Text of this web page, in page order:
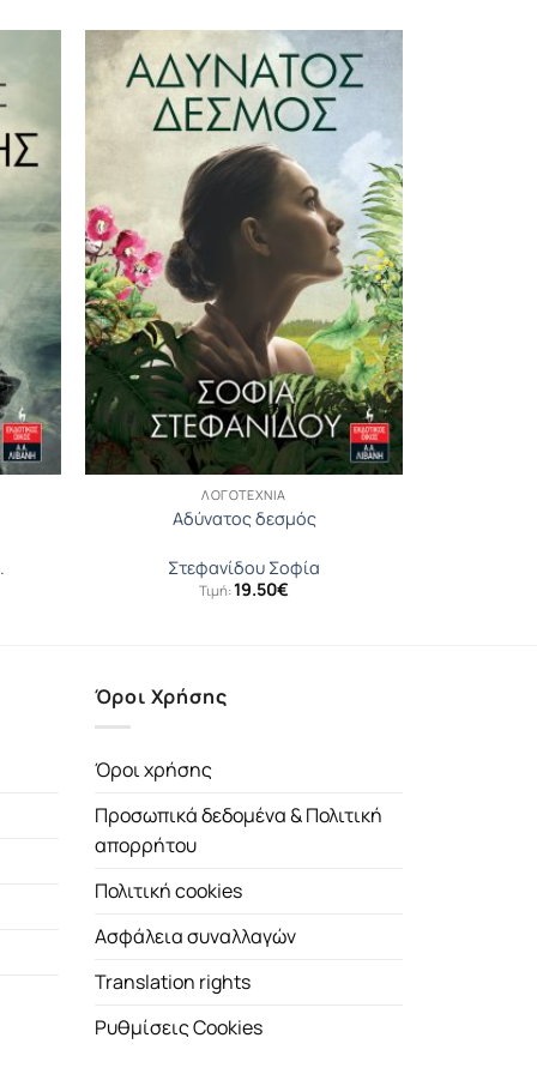
ΛΟΓΟΤΕΧΝΊΑ
Αδύνατος δεσμός
Στεφανίδου Σοφία
Τιμή:19.50€
Όροι Χρήσης
Όροι χρήσης
Προσωπικά δεδομένα & Πολιτική
απορρήτου
Πολιτική cookies
Ασφάλεια συναλλαγών
Translation rights
Ρυθμίσεις Cookies